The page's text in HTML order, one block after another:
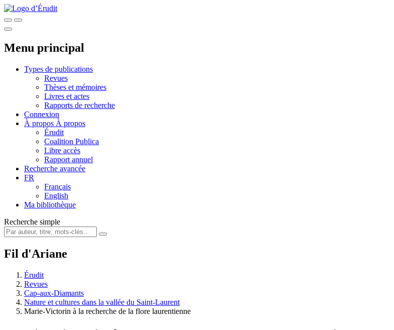
Menu principal
Types de publications
Revues
Thèses et mémoires
Livres et actes
Rapports de recherche
Connexion
À propos À propos
Érudit
Coalition Publica
Libre accès
Rapport annuel
Recherche avancée
FR
Français
English
Ma bibliothèque
Recherche simple
Fil d'Ariane
Érudit
Revues
Cap-aux-Diamants
Nature et cultures dans la vallée du Saint-Laurent
Marie-Victorin à la recherche de la flore laurentienne